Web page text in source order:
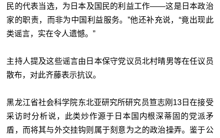
民的代表当选，为日本及国民的利益工作——这是日本政治
家的职责，而非为中国利益服务。”他还补充说，“竟出现此
类谣言，实在令人遗憾。”
主持人提及这些谣言由日本保守党议员北村晴男等在任议员
散布，对此齐藤表示抗议。
黑龙江省社会科学院东北亚研究所研究员笪志刚13日在接受
采访时分析说，此类炒作源于日本国内根深蒂固的党派矛
盾，而将其与外交挂钩则属于刻意为之的政治操弄。鉴于公